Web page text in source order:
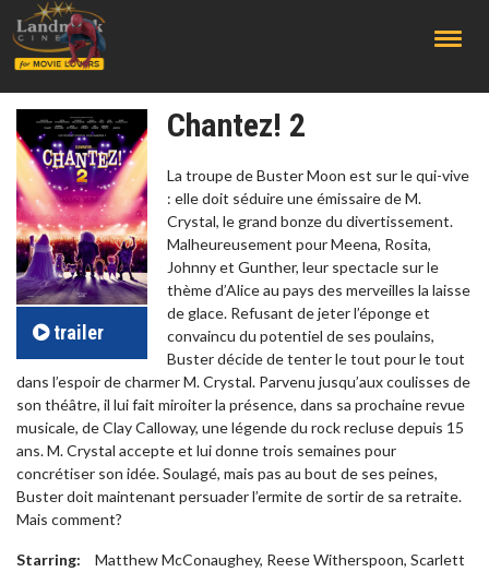
trailer
Chantez! 2
La troupe de Buster Moon est sur le qui-vive
: elle doit séduire une émissaire de M.
Crystal, le grand bonze du divertissement.
Malheureusement pour Meena, Rosita,
Johnny et Gunther, leur spectacle sur le
thème d’Alice au pays des merveilles la laisse
de glace. Refusant de jeter l’éponge et
convaincu du potentiel de ses poulains,
Buster décide de tenter le tout pour le tout
dans l’espoir de charmer M. Crystal. Parvenu jusqu’aux coulisses de
son théâtre, il lui fait miroiter la présence, dans sa prochaine revue
musicale, de Clay Calloway, une légende du rock recluse depuis 15
ans. M. Crystal accepte et lui donne trois semaines pour
concrétiser son idée. Soulagé, mais pas au bout de ses peines,
Buster doit maintenant persuader l’ermite de sortir de sa retraite.
Mais comment?
Starring:
Matthew McConaughey, Reese Witherspoon, Scarlett